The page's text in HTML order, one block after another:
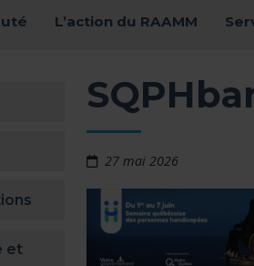
L’action du RAAMM
et
27 mai 2026